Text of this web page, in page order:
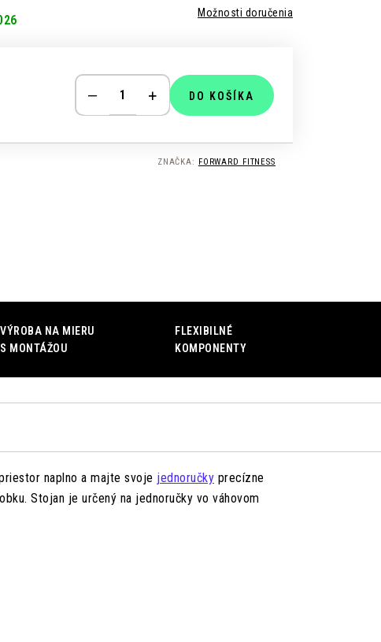
Možnosti doručenia
DO KOŠÍKA
ZNAČKA: FORWARD FITNESS
VÝROBA NA MIERU
S MONTÁŽOU
FLEXIBILNÉ
KOMPONENTY
naplno a majte svoje jednoručky precízne
Stojan je určený na jednoručky vo váhovom